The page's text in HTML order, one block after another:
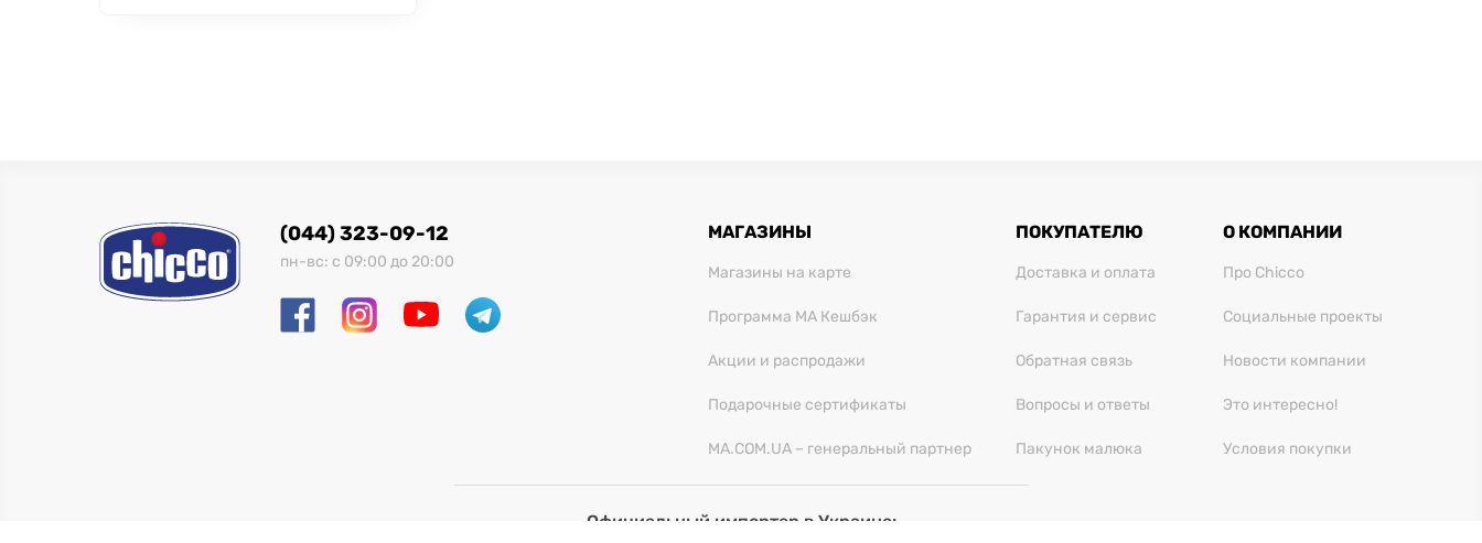
(044) 323-09-12
пн-вс: с 09:00 до 20:00
МАГАЗИНЫ
Магазины на карте
Программа МА Кешбэк
Акции и распродажи
Подарочные сертификаты
MA.COM.UA – генеральный партнер
ПОКУПАТЕЛЮ
Доставка и оплата
Гарантия и сервис
Обратная связь
Вопросы и ответы
Пакунок малюка
О КОМПАНИИ
Про Chicco
Социальные проекты
Новости компании
Это интересно!
Условия покупки
Официальный импортер в Украине: